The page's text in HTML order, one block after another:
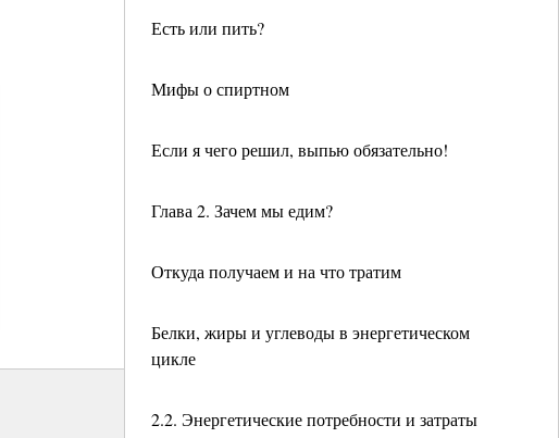
Есть или пить?
Мифы о спиртном
Если я чего решил, выпью обязательно!
Глава 2. Зачем мы едим?
Откуда получаем и на что тратим
Белки, жиры и углеводы в энергетическом
цикле
2.2. Энергетические потребности и затраты